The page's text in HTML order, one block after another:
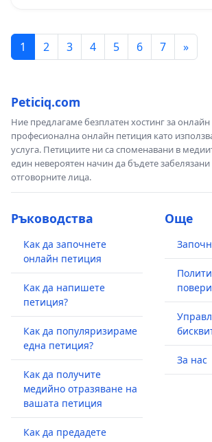
1 2 3 4 5 6 7 »
Peticiq.com
Ние предлагаме безплатен хостинг за
професионална онлайн петиция като
услуга. Петициите ни са споменавани в
един невероятен начин да бъдете
отговорните лица.
Ръководства
Как да започнете
онлайн петиция
Как да напишете
петиция?
Как да популяризираме
една петиция?
Как да получите
медийно отразяване на
вашата петиция
Как да предадете
Още
За нас